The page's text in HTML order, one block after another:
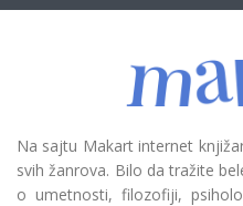
Na sajtu Makart internet
svih žanrova. Bilo da tražite
o umetnosti, filozofiji,